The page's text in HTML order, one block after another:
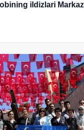
ildizlari